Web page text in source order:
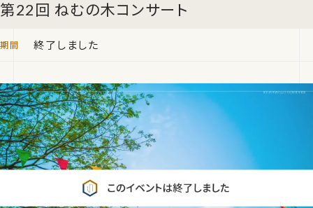
第22回 ねむの木コンサート
終了しました